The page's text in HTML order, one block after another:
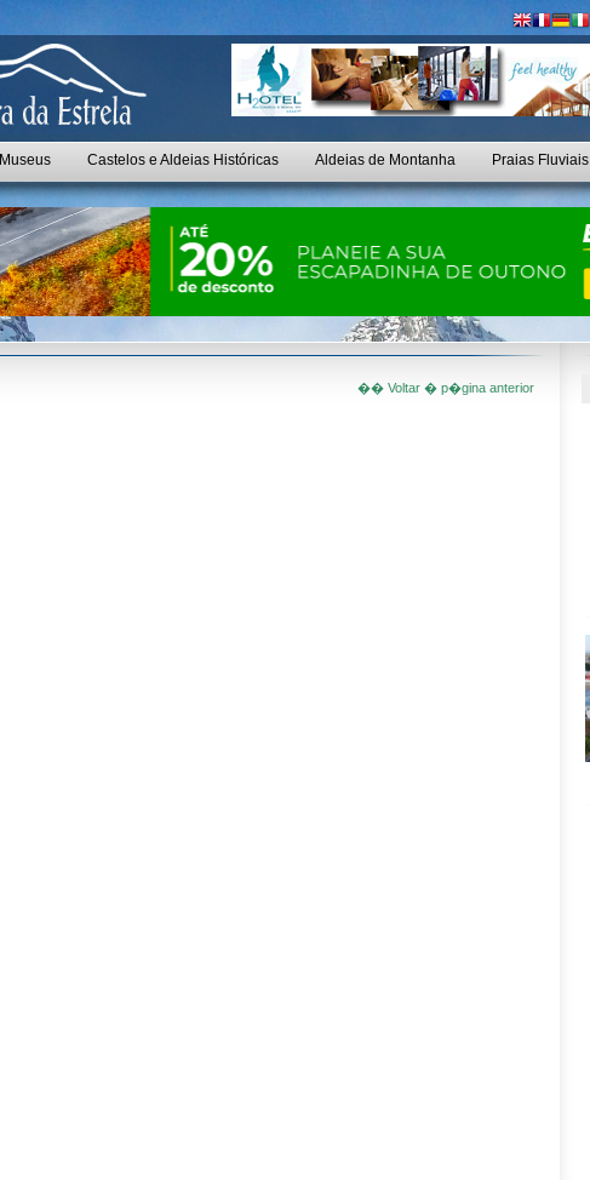
Museus Castelos e Aldeias Históricas Aldeias de Montanha Praias Fluviais
�� Voltar � p�gina anterior